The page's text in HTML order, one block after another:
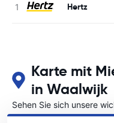
Hertz
Karte mit
in Waalwijk
Sehen Sie sich unsere
Waalwijk an